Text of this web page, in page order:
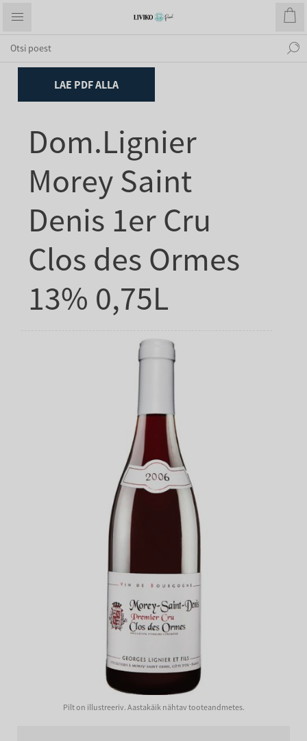
Kodu
LAE PDF ALLA
Dom.Lignier
Morey Saint
Denis 1er Cru
Clos des Ormes
13% 0,75L
Pilt on illustreeriv. Aastakäik nähtav tooteandmetes.